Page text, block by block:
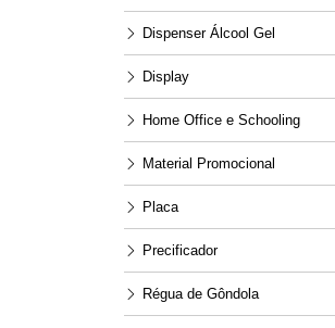
Dispenser Álcool Gel
Display
Home Office e Schooling
Material Promocional
Placa
Precificador
Régua de Gôndola